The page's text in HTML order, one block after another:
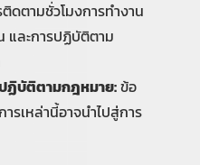
ดตามชั่วโมงการทำงาน
และการปฏิบัติตาม
ปฏิบัติตามกฎหมาย:ข้อ
รเหล่านี้อาจนำไปสู่การ